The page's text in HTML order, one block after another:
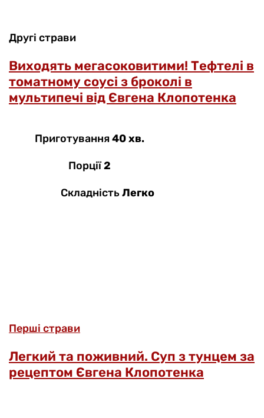
Другі страви
Виходять мегасоковитими! Тефтелі в
томатному соусі з броколі в
мультипечі від Євгена Клопотенка
Приготування40 хв.
Порції2
Складність Легко
Перші страви
Легкий та поживний. Суп з тунцем за
рецептом Євгена Клопотенка